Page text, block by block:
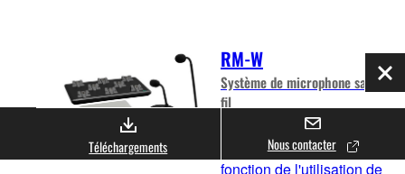
RM-W
Système de microphone sans
fil
Système de microphones
sans fil flexible en
fonction de l'utilisation de
Téléchargements Nous contacter